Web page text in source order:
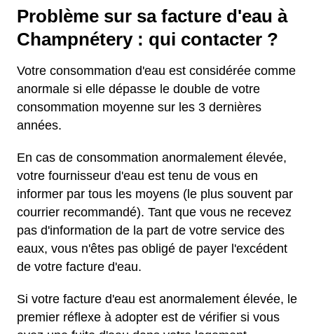
Problème sur sa facture d'eau à
Champnétery : qui contacter ?
Votre consommation d'eau est considérée comme
anormale si elle dépasse le double de votre
consommation moyenne sur les 3 dernières
années.
En cas de consommation anormalement élevée,
votre fournisseur d'eau est tenu de vous en
informer par tous les moyens (le plus souvent par
courrier recommandé). Tant que vous ne recevez
pas d'information de la part de votre service des
eaux, vous n'êtes pas obligé de payer l'excédent
de votre facture d'eau.
Si votre facture d'eau est anormalement élevée, le
premier réflexe à adopter est de vérifier si vous